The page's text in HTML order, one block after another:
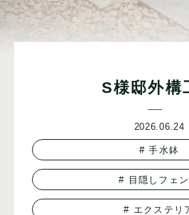
S様邸外構
2026.06.24
手水鉢
目隠しフェ
エクステリ